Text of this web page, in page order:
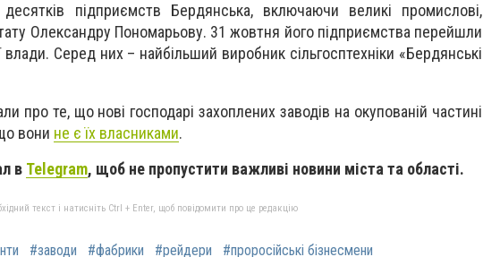
підприємств Бердянська, включаючи великі промислові,
Олександру Пономарьову. 31 жовтня його підприємства перейшли
влади. Серед них – найбільший виробник сільгосптехніки «Бердянські
про те, що нові господарі захоплених заводів на окупованій частині
вони не є їх власниками.
в Telegram, щоб не пропустити важливі новини міста та області.
текст і натисніть Ctrl + Enter, щоб повідомити про це редакцію
#заводи #фабрики #рейдери #проросійські бізнесмени